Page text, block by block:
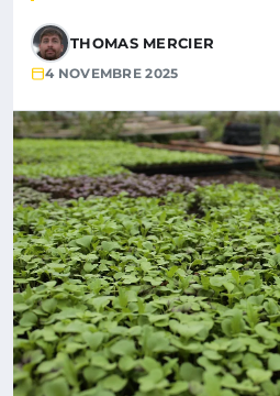
THOMAS MERCIER
4 NOVEMBRE 2025